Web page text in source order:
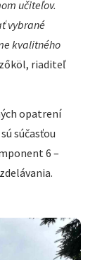
učiteľov.
vybrané
kvalitného
riaditeľ
opatrení
súčasťou
6 –